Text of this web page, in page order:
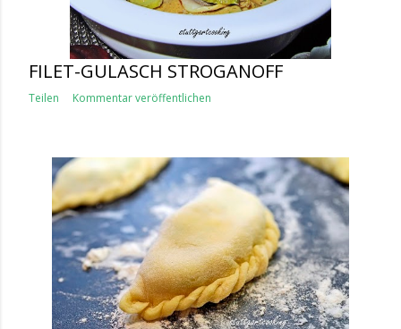
FILET-GULASCH STROGANOFF
Teilen Kommentar veröffentlichen